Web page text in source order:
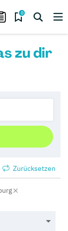
0
zu dir
Zurücksetzen